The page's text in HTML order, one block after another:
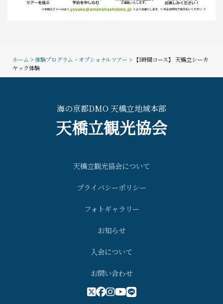
ホーム >体験プログラム・オプショナルツアー > 【1時間コース】 天橋立シーカ
ヤック体験
海の京都DMO 天橋立地域本部
天橋立観光協会
天橋立観光協会について
プライバシーポリシー
フォトギャラリー
お知らせ
入会について
お問い合わせ